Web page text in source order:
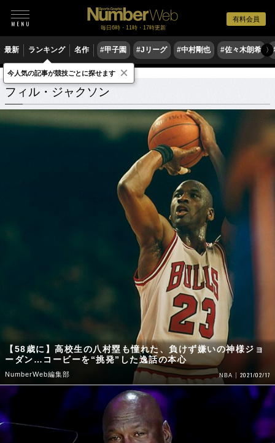
有料会員
毎日6時・11時・17時更新
最新 ランキング 名作 #甲子園 #Jリーグ #中村剛也 #佐々木朗希 〉
フィル・ジャクソン 関連記事
フィル・ジャクソン
【58歳に】高校生の八村塁も憧れた、負けず嫌いの神様ジョ
ーダン…コービーを“挑発”した逸話の本心
NumberWeb編集部 NBA 2021/02/17
今人気の記事が競技ごとに探せます ×